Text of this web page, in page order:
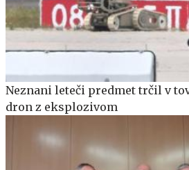
Neznani leteči predmet trčil v
dron z eksplozivom